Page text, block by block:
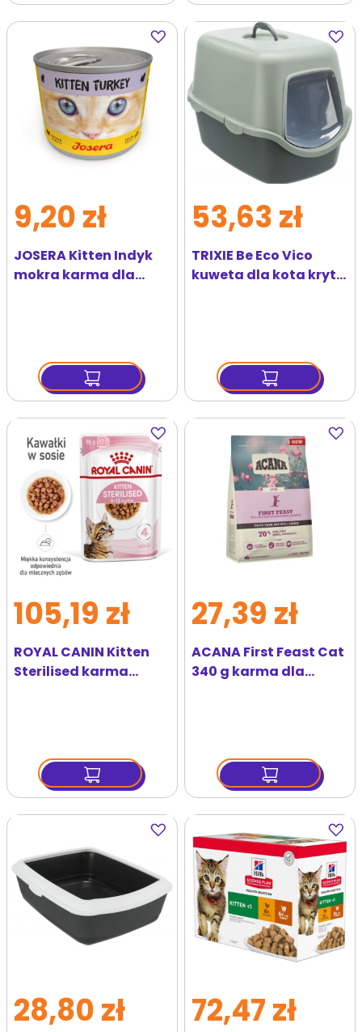
Dodaj
do
ulubionych
JOSERA Kitten Indyk
mokra karma dla
9,20 zł
Dodaj
do
TRIXIE Be Eco Vico
kuweta dla kota kryta
53,63 zł
Dodaj
do
ulubionych
ROYAL CANIN Kitten
Sterilised karma
85 g
105,19 zł
Dodaj
do
ACANA First Feast Cat
340 g karma dla
27,39 zł
Dodaj
do
ulubionych
28,80 zł
Dodaj
do
72,47 zł